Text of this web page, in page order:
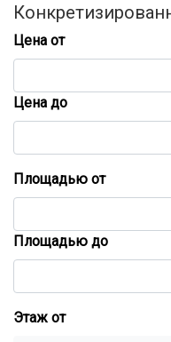
Цена от
Цена до
Площадью от
Площадью до
Этаж от